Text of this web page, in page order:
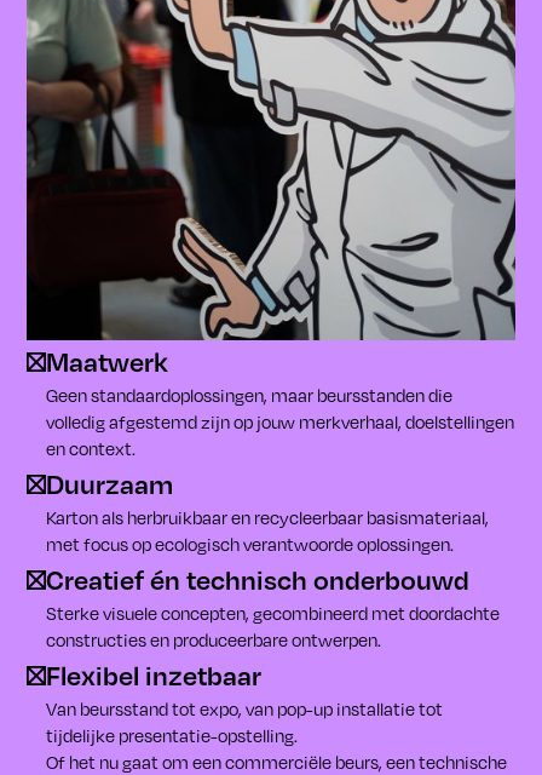
Maatwerk
Geen standaardoplossingen, maar beursstanden die
volledig afgestemd zijn op jouw merkverhaal, doelstellingen
en context.
Duurzaam
Karton als herbruikbaar en recycleerbaar basismateriaal,
met focus op ecologisch verantwoorde oplossingen.
Creatief én technisch onderbouwd
Sterke visuele concepten, gecombineerd met doordachte
constructies en produceerbare ontwerpen.
Flexibel inzetbaar
Van beursstand tot expo, van pop-up installatie tot
tijdelijke presentatie-opstelling.
Of het nu gaat om een commerciële beurs, een technische